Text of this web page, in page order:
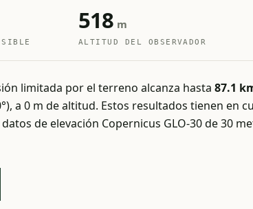
518 m
ALTITUD DEL OBSERVADOR
limitada por el terreno alcanza hasta 87.1
a 0 m de altitud. Estos resultados tienen en
de elevación Copernicus GLO-30 de 30